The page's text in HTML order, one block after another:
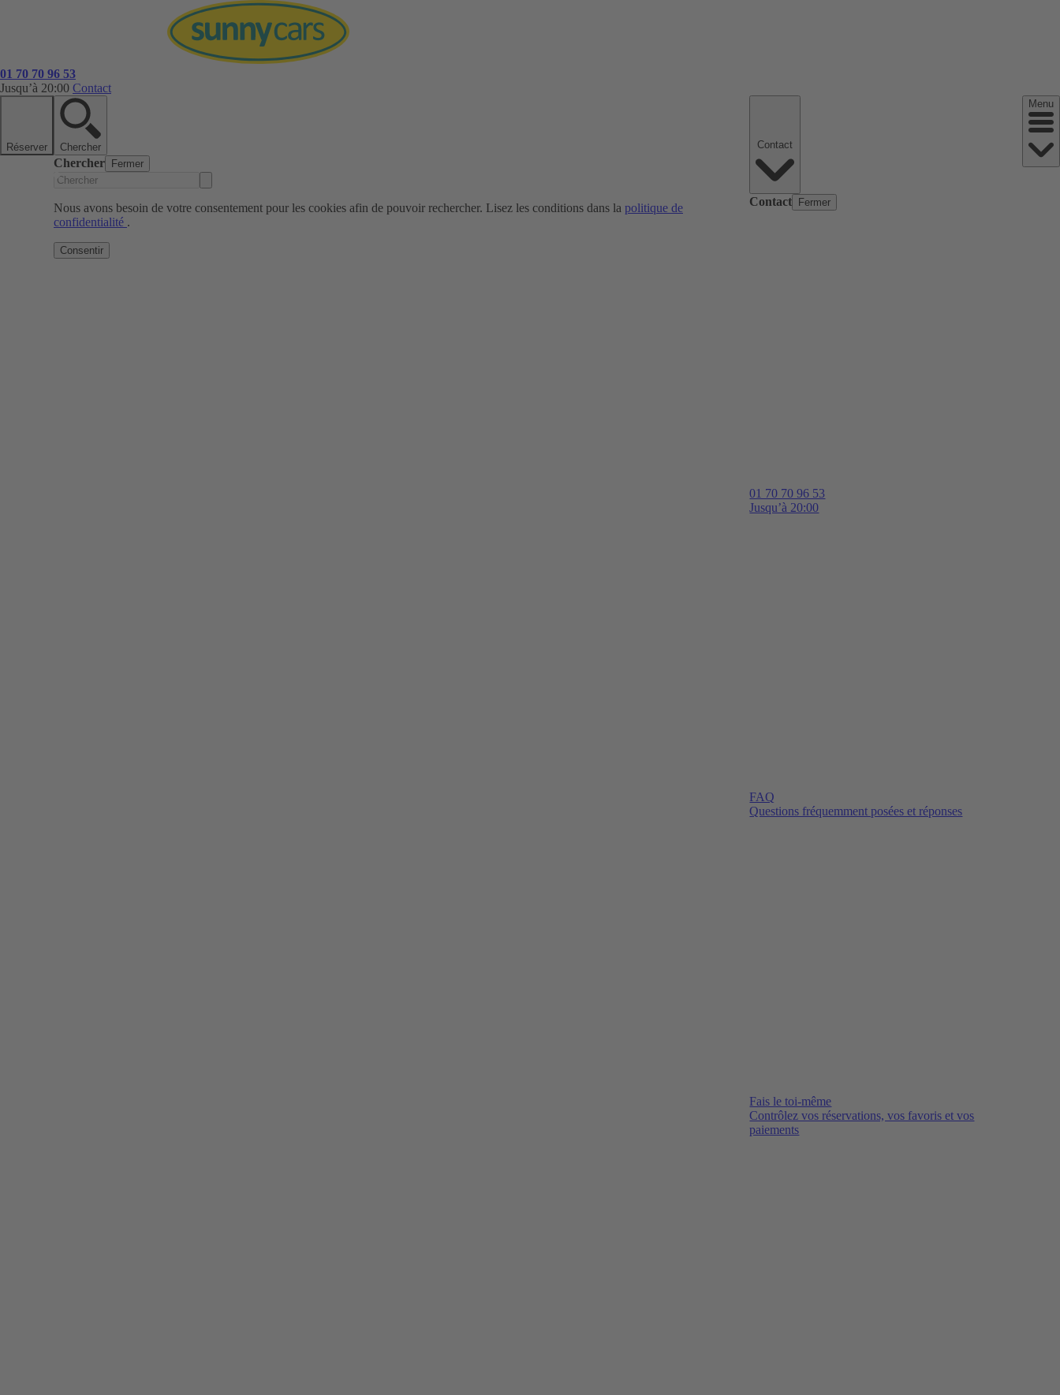
01 70 70 96 53
Jusqu’à 20:00 Contact
Réserver Chercher
Chercher Fermer
Nous avons besoin de votre consentement pour les cookies afin de pouvoir rechercher. Lisez les conditions dans la politique de
confidentialité .
Consentir
Contact Fermer
01 70 70 96 53
Jusqu’à 20:00
FAQ
Questions fréquemment posées et réponses
Fais le toi-même
Contrôlez vos réservations, vos favoris et vos
paiements
Menu